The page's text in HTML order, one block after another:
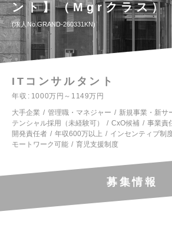
ント】（Mgrクラス）
求人No.GRAND-260331KN
ITコンサルタント
年収
1000万円～1149万円
大手企業
管理職・マネジャー 新規事業・新サ
テンシャル採用（未経験可）
CxO候補 事業責
開発責任者
年収600万以上 インセンティブ制
モートワーク可能
育児支援制度
募集情報